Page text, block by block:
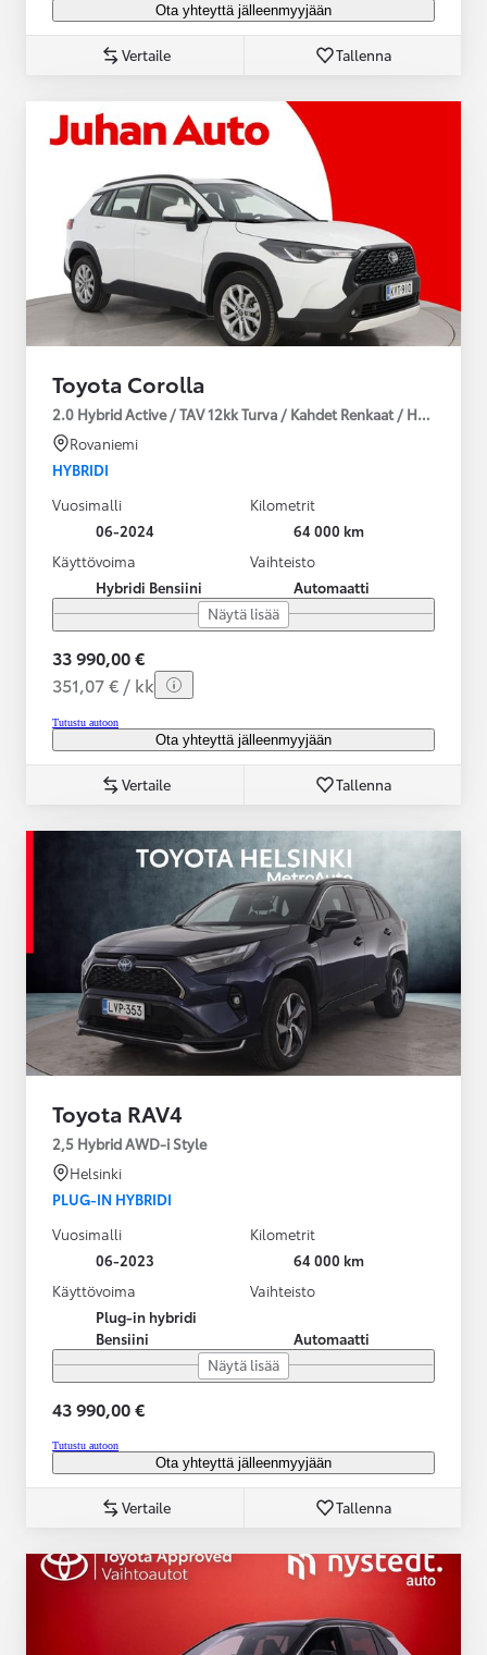
Ota yhteyttä jälleenmyyjään
Vertaile Tallenna
Toyota Corolla
2.0 Hybrid Active / TAV 12kk Turva / Kahdet Renkaat /
Rovaniemi
HYBRIDI
Vuosimalli
06-2024
Kilometrit
64 000 km
Käyttövoima
Hybridi Bensiini
Vaihteisto
Automaatti
Näytä lisää
33 990,00 €
351,07 € / kk
Tutustu autoon
Ota yhteyttä jälleenmyyjään
Vertaile Tallenna
Toyota RAV4
2,5 Hybrid AWD-i Style
Helsinki
PLUG-IN HYBRIDI
Vuosimalli
06-2023
Kilometrit
64 000 km
Käyttövoima
Plug-in hybridi
Bensiini
Vaihteisto
Automaatti
Näytä lisää
43 990,00 €
Tutustu autoon
Ota yhteyttä jälleenmyyjään
Vertaile Tallenna